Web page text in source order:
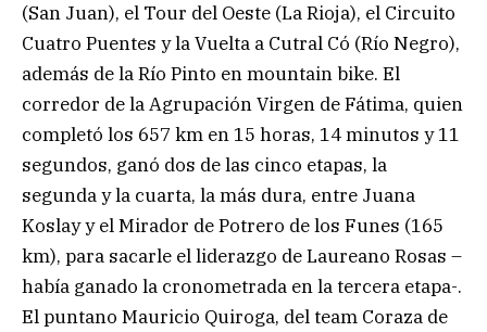
(San Juan), el Tour del Oeste (La Rioja), el Circuito
Cuatro Puentes y la Vuelta a Cutral Có (Río Negro),
además de la Río Pinto en mountain bike. El
corredor de la Agrupación Virgen de Fátima, quien
completó los 657 km en 15 horas, 14 minutos y 11
segundos, ganó dos de las cinco etapas, la
segunda y la cuarta, la más dura, entre Juana
Koslay y el Mirador de Potrero de los Funes (165
km), para sacarle el liderazgo de Laureano Rosas –
había ganado la cronometrada en la tercera etapa-.
El puntano Mauricio Quiroga, del team Coraza de